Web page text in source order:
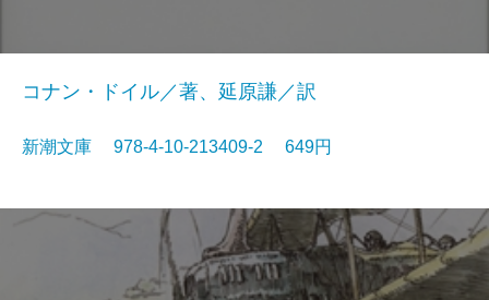
コナン・ドイル／著、延原謙／訳
新潮文庫 978-4-10-213409-2 649円